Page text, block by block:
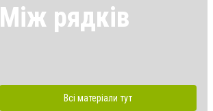
Між рядків
Всі матеріали тут